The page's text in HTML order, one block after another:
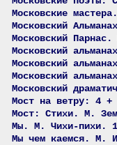
Московские
Московский
Московский
Московский
Московский
Московский
Московский
Мост на ветру: 4 +
Мост: Стихи. М.
Мы. М. Чихи-пихи.
Мы чем каемся. М.